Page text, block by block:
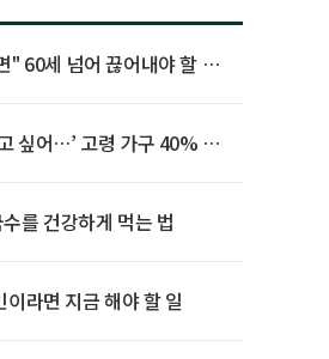
" 60세 넘어 끊어내야 할 사
싶어…’ 고령 가구 40% 노
를 건강하게 먹는 법
라면 지금 해야 할 일